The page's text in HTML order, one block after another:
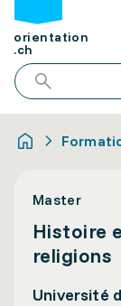
orientation
.ch
Master
Histoire
religions
Université